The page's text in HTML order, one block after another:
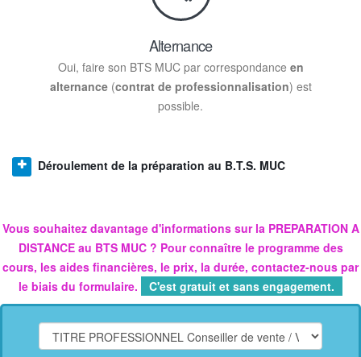
Alternance
Oui, faire son BTS MUC par correspondance en
alternance(contrat de professionnalisation) est
possible.
Déroulement de la préparation au B.T.S. MUC
Vous souhaitez davantage d'informations sur la PREPARATION A
DISTANCE au BTS MUC ? Pour connaître le programme des
cours, les aides financières, le prix, la durée, contactez-nous par
le biais du formulaire.
C'est gratuit et sans engagement.